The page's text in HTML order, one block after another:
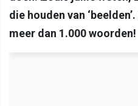
die houden van
meer dan 1.000 woorden!